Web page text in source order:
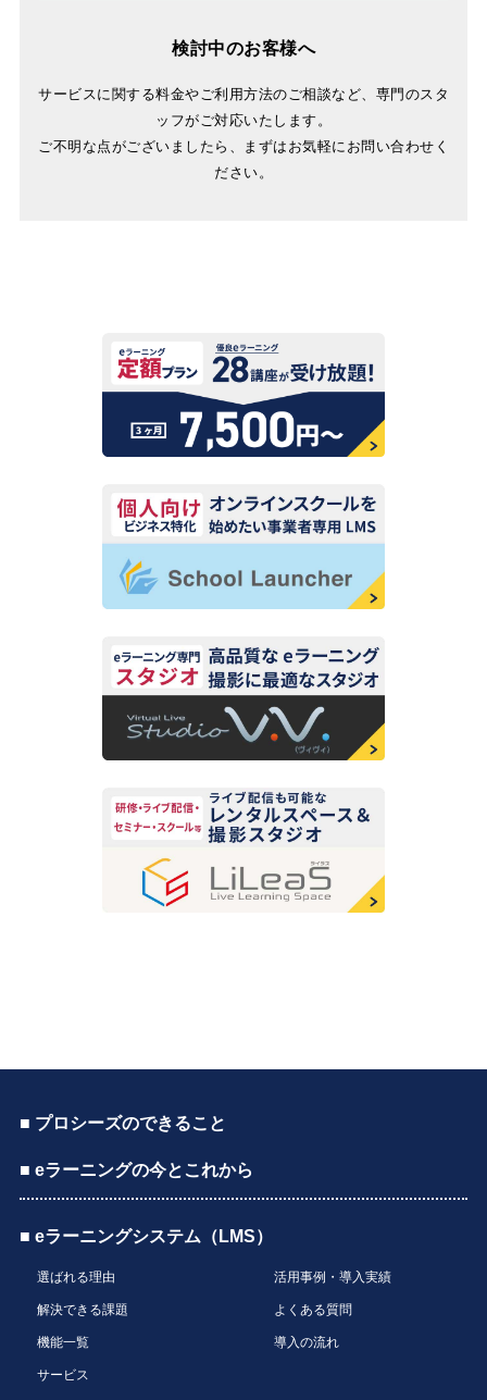
検討中のお客様へ
サービスに関する料金やご利用方法のご相談など、専門のスタ
ッフがご対応いたします。
ご不明な点がございましたら、まずはお気軽にお問い合わせく
ださい。
■ プロシーズのできること
■ eラーニングの今とこれから
■ eラーニングシステム（LMS）
選ばれる理由
解決できる課題
機能一覧
サービス
活用事例・導入実績
よくある質問
導入の流れ